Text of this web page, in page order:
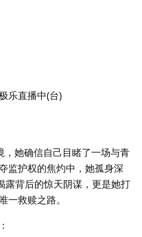
乐直播中(台)
她确信自己目睹了一场与青
监护权的焦灼中，她孤身深
露背后的惊天阴谋，更是她打
一救赎之路。